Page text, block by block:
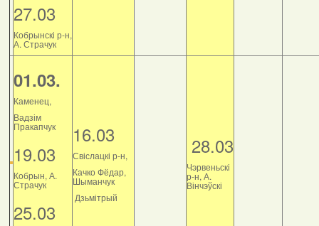
27.03
Кобрынскі р-н,
А. Страчук
01.03.
Каменец,
Вадзім
Пракапчук
19.03
Кобрын, А.
Страчук
25.03
16.03
Свіслацкі р-н,
Качко Фёдар,
Шыманчук
Дзьмітрый
28.03
Чэрвеньскі
р-н, А.
Вінчэўскі